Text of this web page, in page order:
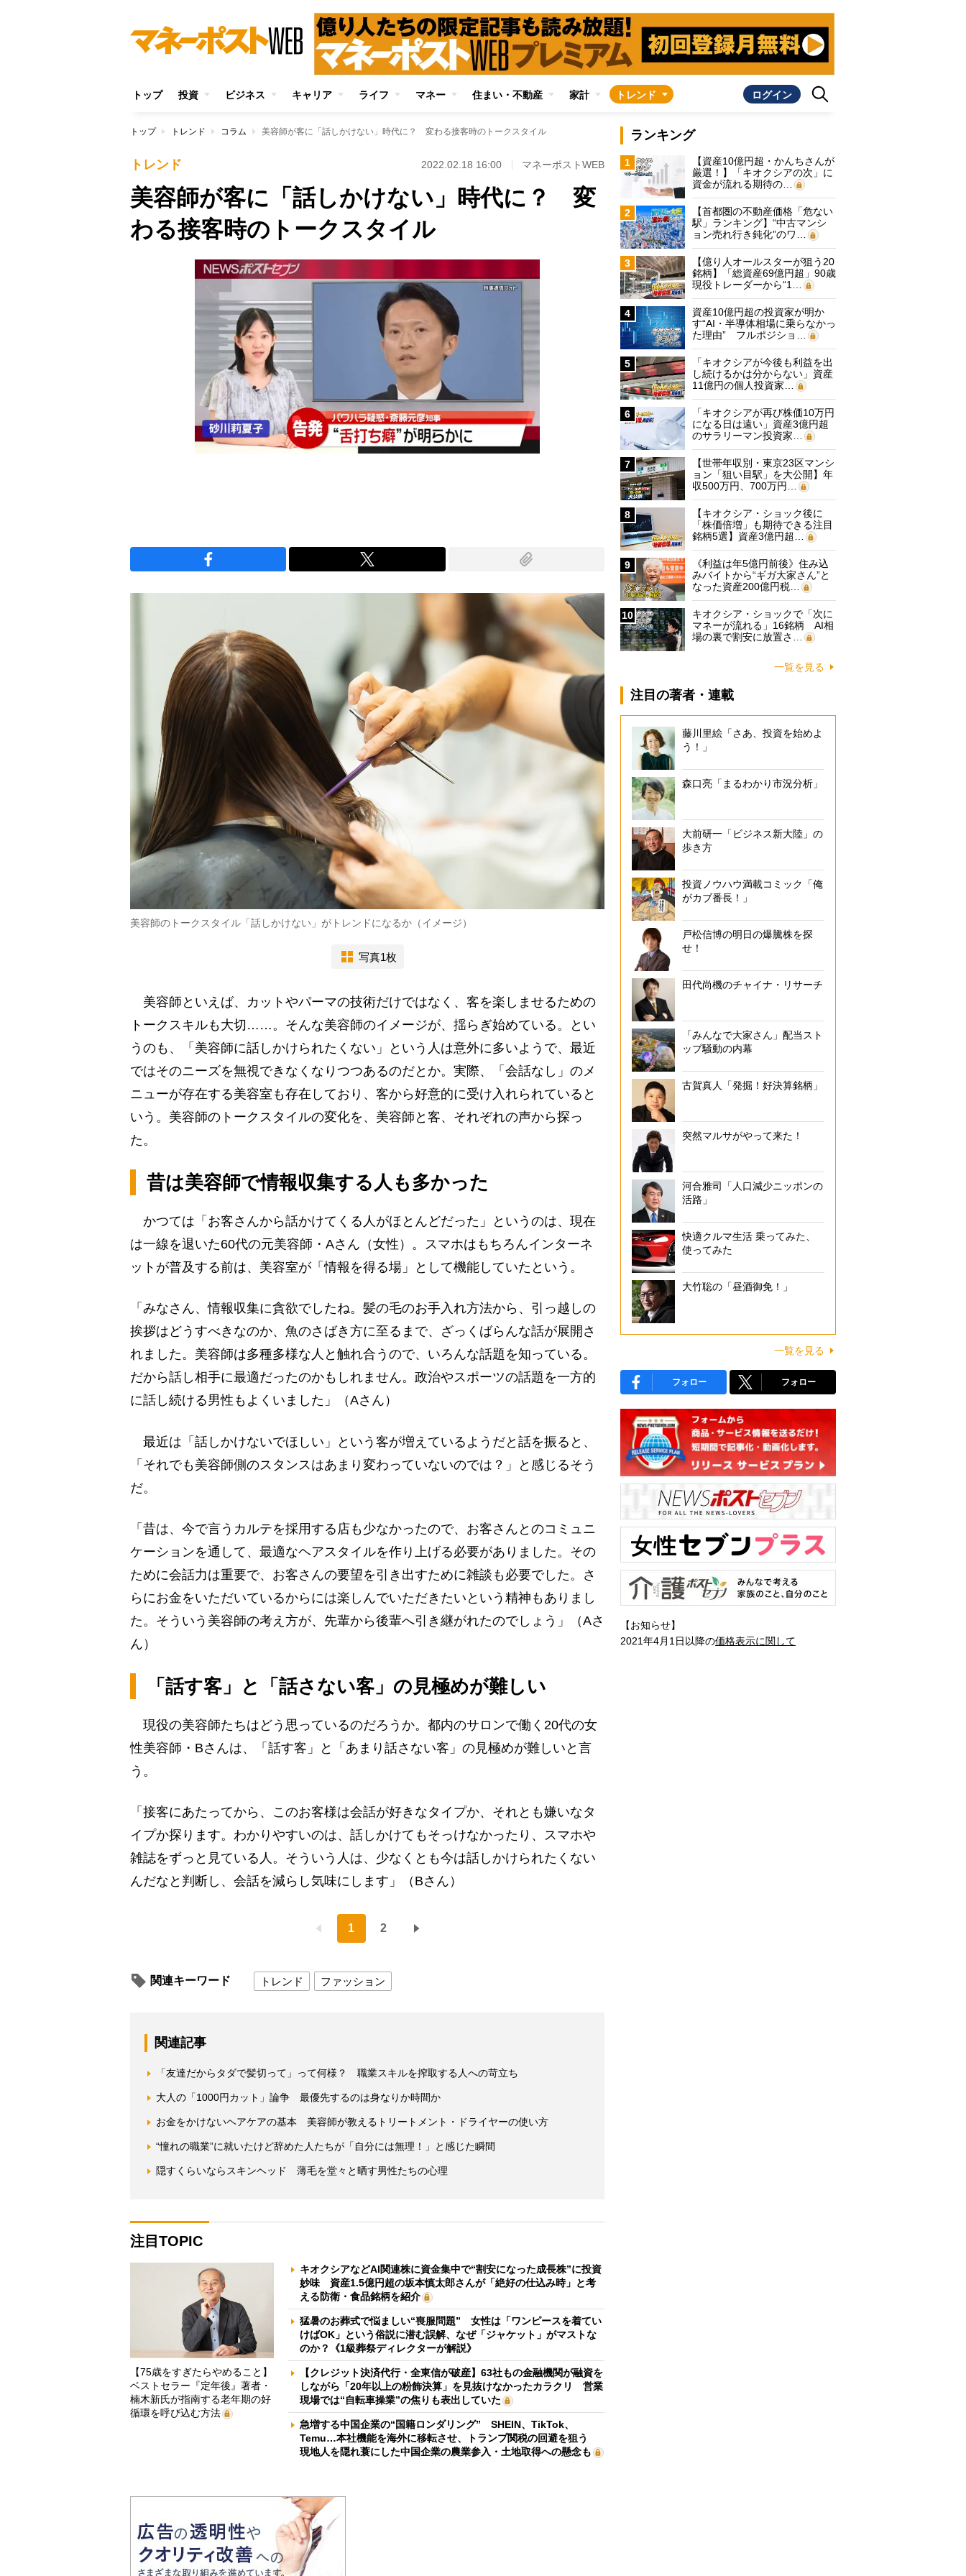
トップ 投資 ビジネス キャリア ライフ マネー 住まい・不動産 家計 トレンド ログイン
トップ トレンド コラム 美容師が客に「話しかけない」時代に？ 変わる接客時のトークスタイル
トレンド 2022.02.18 16:00 マネーポストWEB
美容師が客に「話しかけない」時代に？ 変
わる接客時のトークスタイル
美容師のトークスタイル「話しかけない」がトレンドになるか（イメージ）
写真1枚
美容師といえば、カットやパーマの技術だけではなく、客を楽しませるための
トークスキルも大切……。そんな美容師のイメージが、揺らぎ始めている。とい
うのも、「美容師に話しかけられたくない」という人は意外に多いようで、最近
ではそのニーズを無視できなくなりつつあるのだとか。実際、「会話なし」のメ
ニューが存在する美容室も存在しており、客から好意的に受け入れられていると
いう。美容師のトークスタイルの変化を、美容師と客、それぞれの声から探っ
た。
昔は美容師で情報収集する人も多かった
かつては「お客さんから話かけてくる人がほとんどだった」というのは、現在
は一線を退いた60代の元美容師・Aさん（女性）。スマホはもちろんインターネ
ットが普及する前は、美容室が「情報を得る場」として機能していたという。
「みなさん、情報収集に貪欲でしたね。髪の毛のお手入れ方法から、引っ越しの
挨拶はどうすべきなのか、魚のさばき方に至るまで、ざっくばらんな話が展開さ
れました。美容師は多種多様な人と触れ合うので、いろんな話題を知っている。
だから話し相手に最適だったのかもしれません。政治やスポーツの話題を一方的
に話し続ける男性もよくいました」（Aさん）
最近は「話しかけないでほしい」という客が増えているようだと話を振ると、
「それでも美容師側のスタンスはあまり変わっていないのでは？」と感じるそう
だ。
「昔は、今で言うカルテを採用する店も少なかったので、お客さんとのコミュニ
ケーションを通して、最適なヘアスタイルを作り上げる必要がありました。その
ために会話力は重要で、お客さんの要望を引き出すために雑談も必要でした。さ
らにお金をいただいているからには楽しんでいただきたいという精神もありまし
た。そういう美容師の考え方が、先輩から後輩へ引き継がれたのでしょう」（Aさ
ん）
「話す客」と「話さない客」の見極めが難しい
現役の美容師たちはどう思っているのだろうか。都内のサロンで働く20代の女
性美容師・Bさんは、「話す客」と「あまり話さない客」の見極めが難しいと言
う。
「接客にあたってから、このお客様は会話が好きなタイプか、それとも嫌いなタ
イプか探ります。わかりやすいのは、話しかけてもそっけなかったり、スマホや
雑誌をずっと見ている人。そういう人は、少なくとも今は話しかけられたくない
んだなと判断し、会話を減らし気味にします」（Bさん）
1 2
関連キーワード トレンド ファッション
関連記事
「友達だからタダで髪切って」って何様？ 職業スキルを搾取する人への苛立ち
大人の「1000円カット」論争 最優先するのは身なりか時間か
お金をかけないヘアケアの基本 美容師が教えるトリートメント・ドライヤーの使い方
“憧れの職業”に就いたけど辞めた人たちが「自分には無理！」と感じた瞬間
隠すくらいならスキンヘッド 薄毛を堂々と晒す男性たちの心理
注目TOPIC
【75歳をすぎたらやめること】
ベストセラー『定年後』著者・
楠木新氏が指南する老年期の好
循環を呼び込む方法
キオクシアなどAI関連株に資金集中で“割安になった成長株”に投資
妙味 資産1.5億円超の坂本慎太郎さんが「絶好の仕込み時」と考
える防衛・食品銘柄を紹介
猛暑のお葬式で悩ましい“喪服問題” 女性は「ワンピースを着てい
けばOK」という俗説に潜む誤解、なぜ「ジャケット」がマストな
のか？《1級葬祭ディレクターが解説》
【クレジット決済代行・全東信が破産】63社もの金融機関が融資を
しながら「20年以上の粉飾決算」を見抜けなかったカラクリ 営業
現場では“自転車操業”の焦りも表出していた
急増する中国企業の“国籍ロンダリング” SHEIN、TikTok、
Temu…本社機能を海外に移転させ、トランプ関税の回避を狙う
現地人を隠れ蓑にした中国企業の農業参入・土地取得への懸念も
ランキング
1
【資産10億円超・かんちさんが
厳選！】「キオクシアの次」に
資金が流れる期待の…
2
【首都圏の不動産価格「危ない
駅」ランキング】“中古マンシ
ョン売れ行き鈍化”のワ…
3
【億り人オールスターが狙う20
銘柄】「総資産69億円超」90歳
現役トレーダーから“1…
4
資産10億円超の投資家が明か
す“AI・半導体相場に乗らなかっ
た理由” フルポジショ…
5
「キオクシアが今後も利益を出
し続けるかは分からない」資産
11億円の個人投資家…
6
「キオクシアが再び株価10万円
になる日は遠い」資産3億円超
のサラリーマン投資家…
7
【世帯年収別・東京23区マンシ
ョン「狙い目駅」を大公開】年
収500万円、700万円…
8
【キオクシア・ショック後に
「株価倍増」も期待できる注目
銘柄5選】資産3億円超…
9
《利益は年5億円前後》住み込
みバイトから“ギガ大家さん”と
なった資産200億円税…
10
キオクシア・ショックで「次に
マネーが流れる」16銘柄 AI相
場の裏で割安に放置さ…
一覧を見る
注目の著者・連載
藤川里絵「さあ、投資を始めよ
う！」
森口亮「まるわかり市況分析」
大前研一「ビジネス新大陸」の
歩き方
投資ノウハウ満載コミック「俺
がカブ番長！」
戸松信博の明日の爆騰株を探
せ！
田代尚機のチャイナ・リサーチ
「みんなで大家さん」配当スト
ップ騒動の内幕
古賀真人「発掘！好決算銘柄」
突然マルサがやって来た！
河合雅司「人口減少ニッポンの
活路」
快適クルマ生活 乗ってみた、
使ってみた
大竹聡の「昼酒御免！」
一覧を見る
フォロー フォロー
【お知らせ】
2021年4月1日以降の価格表示に関して